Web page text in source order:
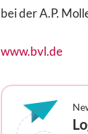
bei der A.P.
www.bvl.de